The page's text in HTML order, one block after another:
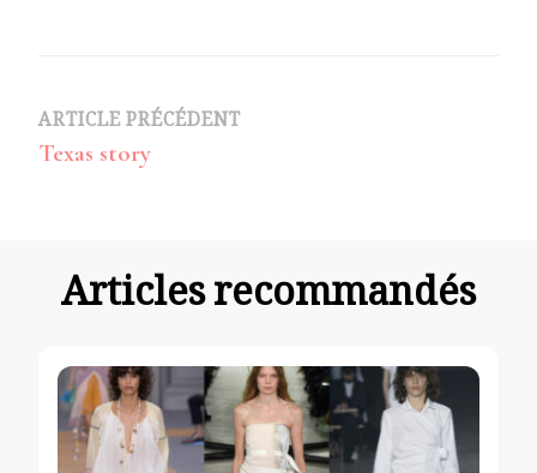
Navigation
d’article
ARTICLE PRÉCÉDENT
Texas story
Articles recommandés